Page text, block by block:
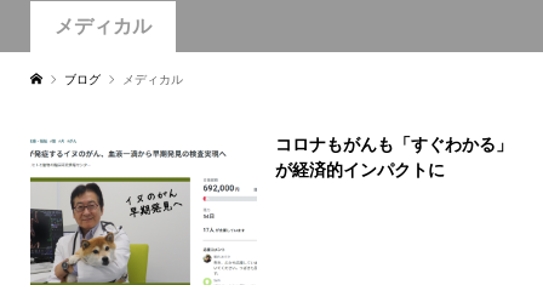
メディカル
ブログ メディカル
コロナもがんも「すぐわかる」
が経済的インパクトに